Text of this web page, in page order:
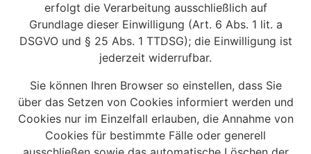
erfolgt die Verarbeitung ausschließlich auf
Grundlage dieser Einwilligung (Art. 6 Abs. 1 lit. a
DSGVO und § 25 Abs. 1 TTDSG); die Einwilligung ist
jederzeit widerrufbar.
Sie können Ihren Browser so einstellen, dass Sie
über das Setzen von Cookies informiert werden und
Cookies nur im Einzelfall erlauben, die Annahme von
Cookies für bestimmte Fälle oder generell